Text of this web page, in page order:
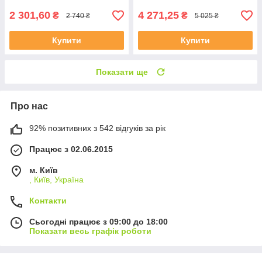
2 301,60 ₴ 2 740 ₴
Купити
4 271,25 ₴ 5 025 ₴
Купити
Показати ще
Про нас
92% позитивних з 542 відгуків за рік
Працює з 02.06.2015
м. Київ
, Київ, Україна
Контакти
Сьогодні працює з 09:00 до 18:00
Показати весь графік роботи